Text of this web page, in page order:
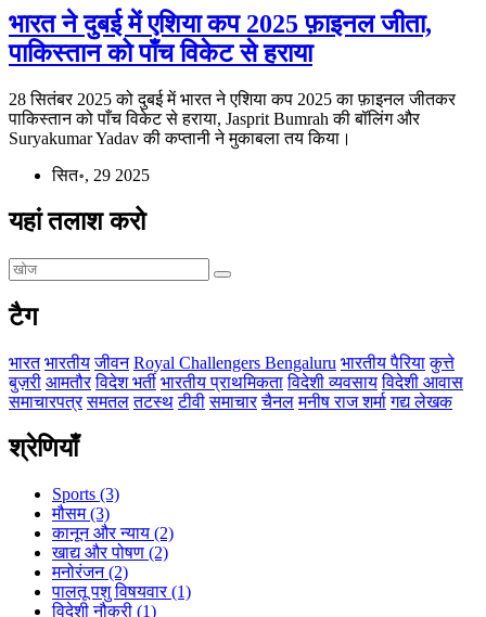
भारत ने दुबई में एशिया कप 2025 फ़ाइनल जीता,
पाकिस्तान को पाँच विकेट से हराया
28 सितंबर 2025 को दुबई में भारत ने एशिया कप 2025 का फ़ाइनल जीतकर
पाकिस्तान को पाँच विकेट से हराया, Jasprit Bumrah की बॉलिंग और
Suryakumar Yadav की कप्तानी ने मुकाबला तय किया।
सित॰, 29 2025
यहां तलाश करो
टैग
भारत भारतीय जीवन Royal Challengers Bengaluru भारतीय पैरिया कुत्ते
बुज़री आमतौर विदेश भर्ती भारतीय प्राथमिकता विदेशी व्यवसाय विदेशी आवास
समाचारपत्र समतल तटस्थ टीवी समाचार चैनल मनीष राज शर्मा गद्य लेखक
श्रेणियाँ
Sports (3)
मौसम(3)
कानून और न्याय (2)
खाद्य और पोषण (2)
मनोरंजन(2)
पालतू पशु विषयवार(1)
विदेशी नौकरी (1)